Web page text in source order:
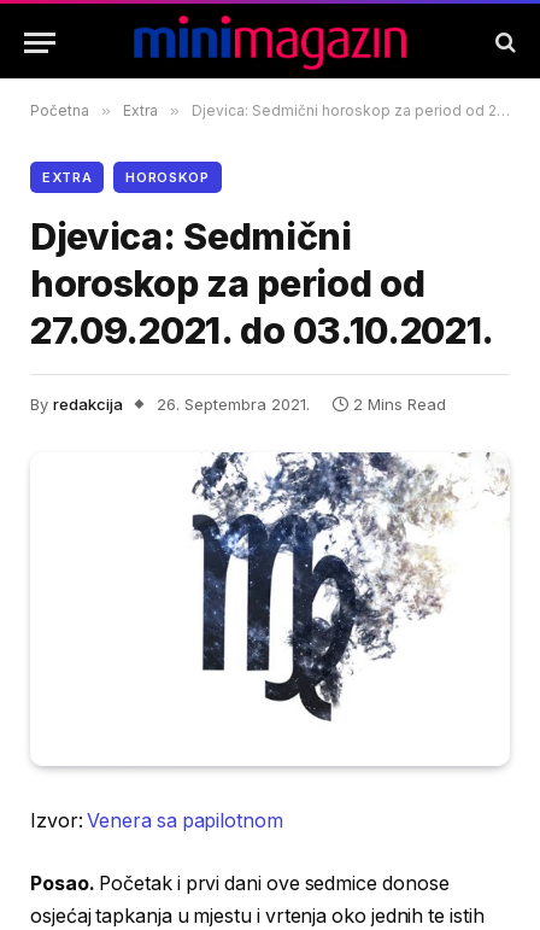
Početna » Extra » Djevica: Sedmični horoskop za period od 27.09.2021. do 03.10.2021.
EXTRA HOROSKOP
Djevica: Sedmični
horoskop za period od
27.09.2021. do 03.10.2021.
By redakcija 26. Septembra 2021. 2 Mins Read
Izvor:Venera sa papilotnom
Posao. Početak i prvi dani ove sedmice donose
osjećaj tapkanja u mjestu i vrtenja oko jednih te istih